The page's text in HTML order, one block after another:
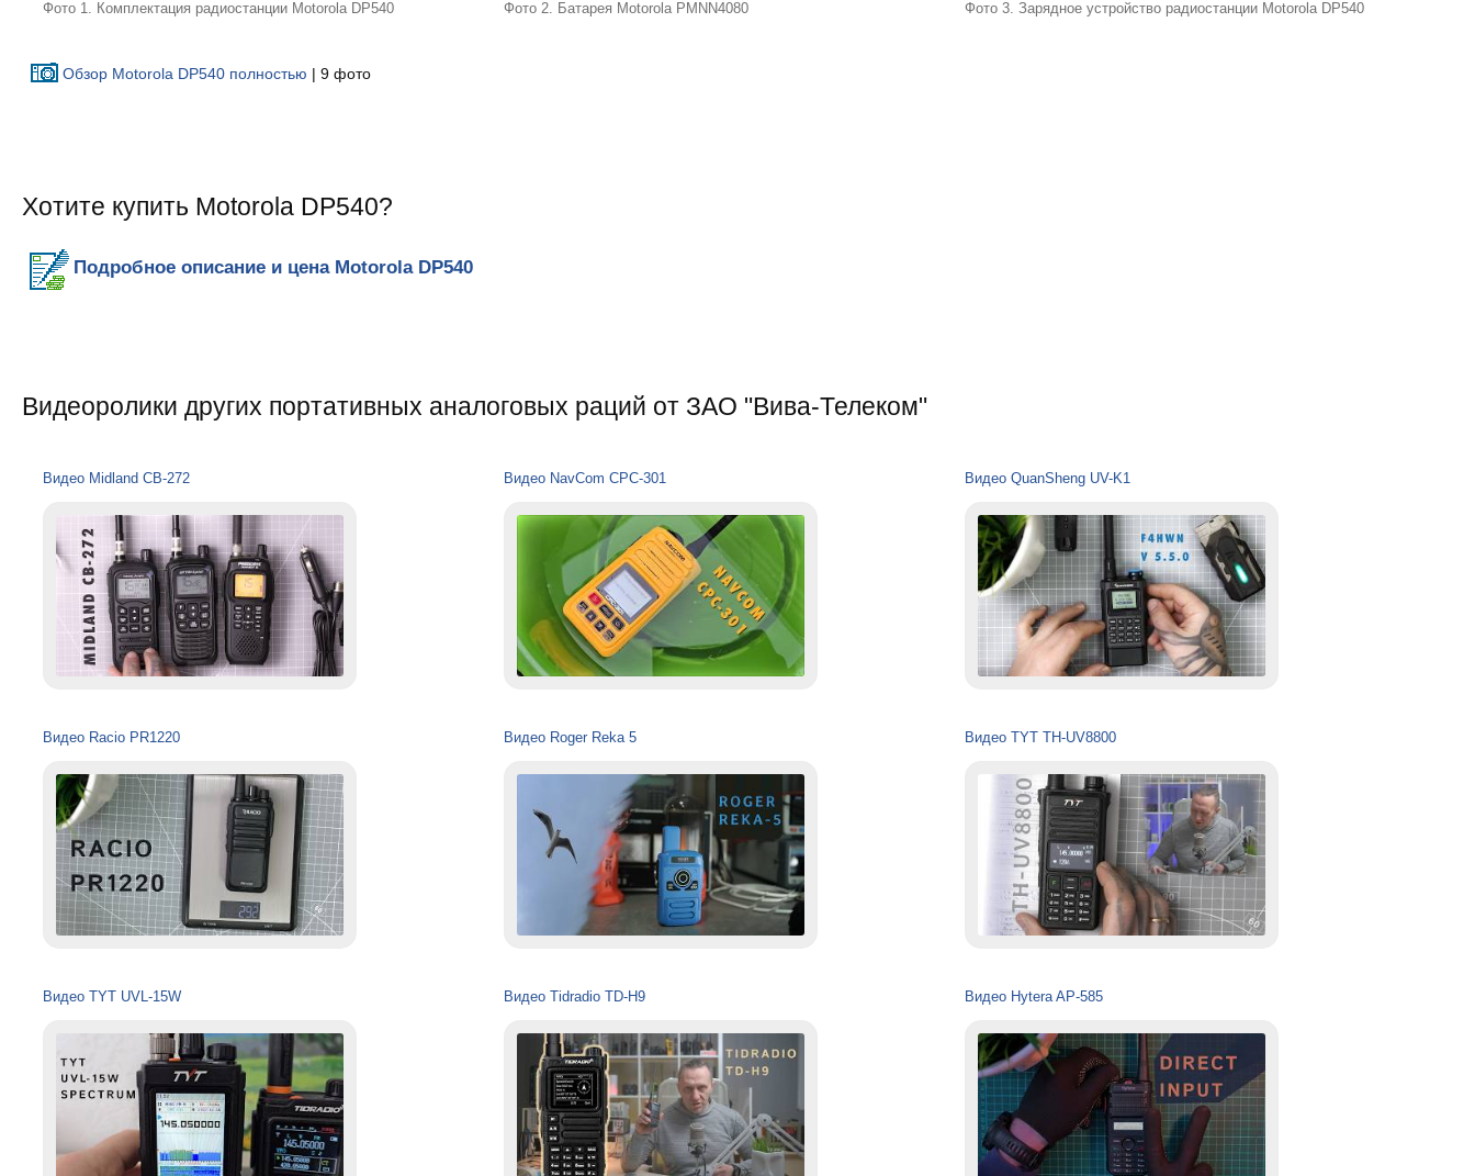
Фото 1. Комплектация радиостанции Motorola DP540 Фото 2. Батарея Motorola PMNN4080 Фото 3. Зарядное устройство радиостанции Motorola DP540
Обзор Motorola DP540 полностью | 9 фото
Хотите купить Motorola DP540?
Подробное описание и цена Motorola DP540
Видеоролики других портативных аналоговых раций от ЗАО "Вива-Телеком"
Видео Midland CB-272 Видео NavCom СРС-301 Видео QuanSheng UV-K1
Видео Racio PR1220 Видео Roger Reka 5 Видео TYT TH-UV8800
Видео TYT UVL-15W Видео Tidradio TD-H9 Видео Hytera AP-585